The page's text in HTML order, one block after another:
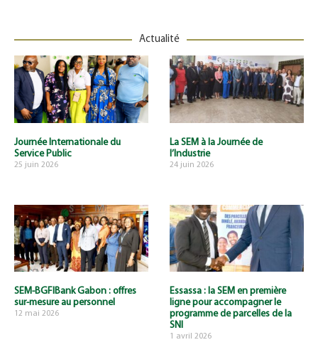
Actualité
Journée Internationale du
Service Public
25 juin 2026
La SEM à la Journée de
l’Industrie
24 juin 2026
SEM-BGFIBank Gabon : offres
sur-mesure au personnel
12 mai 2026
Essassa : la SEM en première
ligne pour accompagner le
programme de parcelles de la
SNI
1 avril 2026